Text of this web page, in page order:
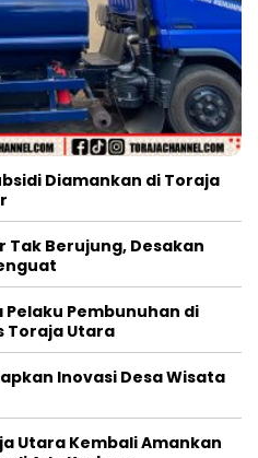
Diamankan di Toraja
Tak Berujung, Desakan
Pembunuhan di
Toraja Utara
Inovasi Desa Wisata
Utara Kembali Amankan